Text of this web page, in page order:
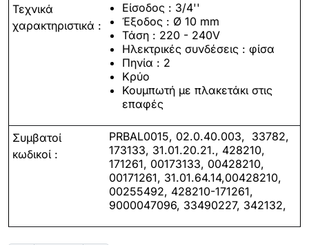
Τεχνικά
χαρακτηριστικά :
Είσοδος : 3/4''
Έξοδος : Ø 10 mm
Τάση : 220 - 240V
Ηλεκτρικές συνδέσεις : φίσα
Πηνία : 2
Κρύο
Κουμπωτή με πλακετάκι στις
επαφές
Συμβατοί
κωδικοί:
PRBAL0015, 02.0.40.003, 33782,
173133, 31.01.20.21., 428210,
171261, 00173133, 00428210,
00171261, 31.01.64.14,00428210,
00255492, 428210-171261,
9000047096, 33490227, 342132,